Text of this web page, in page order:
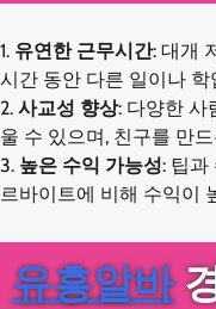
1. 유연한 근무시간: 대개
시간 동안 다른 일이나
2. 사교성 향상: 다양한 사
울 수 있으며, 친구를 만
3. 높은 수익 가능성: 팁과
르바이트에 비해 수익이
유흥알바